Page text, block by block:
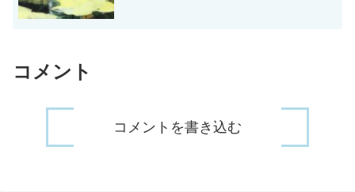
コメント
コメントを書き込む